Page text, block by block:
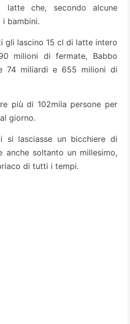
che, secondo alcune
bambini.
gli lascino 15 cl di latte intero
milioni di fermate, Babbo
74 miliardi e 655 milioni di
più di 102mila persone per
giorno.
si lasciasse un bicchiere di
anche soltanto un millesimo,
di tutti i tempi.